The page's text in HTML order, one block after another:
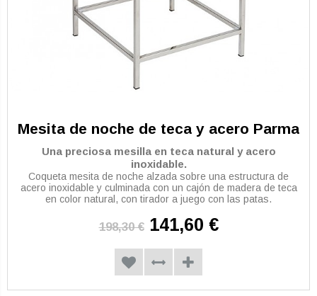
Mesita de noche de teca y acero Parma
Una preciosa mesilla en teca natural y acero
inoxidable.
Coqueta mesita de noche alzada sobre una estructura de
acero inoxidable y culminada con un cajón de madera de teca
en color natural, con tirador a juego con las patas.
198,30 € 141,60 €